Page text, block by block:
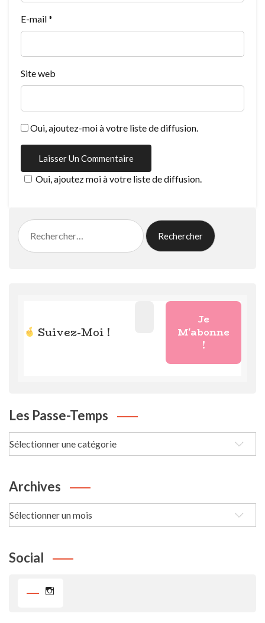
E-mail*
Site web
Oui, ajoutez-moi à votre liste de diffusion.
Oui, ajoutez moi à votre liste de diffusion.
Rechercher :
Suivez-Moi !
Les Passe-Temps
Archives
Social